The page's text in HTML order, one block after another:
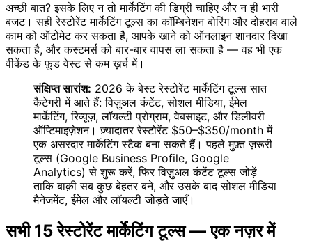
अच्छी बात? इसके लिए न तो मार्केटिंग की डिग्री चाहिए और न ही भारी
बजट। सही रेस्टोरेंट मार्केटिंग टूल्स का कॉम्बिनेशन बोरिंग और दोहराव वाले
काम को ऑटोमेट कर सकता है, आपके खाने को ऑनलाइन शानदार दिखा
सकता है, और कस्टमर्स को बार-बार वापस ला सकता है — वह भी एक
वीकेंड के फ़ूड वेस्ट से कम ख़र्च में।
संक्षिप्त सारांश: 2026 के बेस्ट रेस्टोरेंट मार्केटिंग टूल्स सात
कैटेगरी में आते हैं: विज़ुअल कंटेंट, सोशल मीडिया, ईमेल
मार्केटिंग, रिव्यूज़, लॉयल्टी प्रोग्राम, वेबसाइट, और डिलीवरी
ऑप्टिमाइज़ेशन। ज़्यादातर रेस्टोरेंट $50–$350/month में
एक असरदार मार्केटिंग स्टैक बना सकते हैं। पहले मुफ़्त ज़रूरी
टूल्स (Google Business Profile, Google
Analytics) से शुरू करें, फिर विज़ुअल कंटेंट टूल्स जोड़ें
ताकि बाक़ी सब कुछ बेहतर बने, और उसके बाद सोशल मीडिया
मैनेजमेंट, ईमेल और लॉयल्टी जोड़ते जाएँ।
सभी 15 रेस्टोरेंट मार्केटिंग टूल्स — एक नज़र में